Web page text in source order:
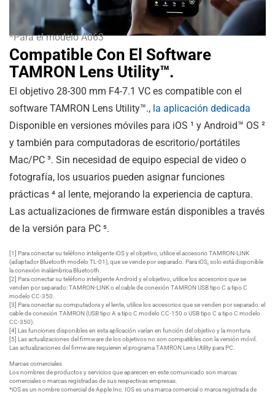
Compatible Con El Software
TAMRON Lens Utility™.
El objetivo 28-300 mm F4-7.1 VC es compatible con el
software TAMRON Lens Utility™., la aplicación dedicada
Disponible en versiones móviles para iOS ¹ y Android™ OS ²
y también para computadoras de escritorio/portátiles
Mac/PC ³. Sin necesidad de equipo especial de video o
fotografía, los usuarios pueden asignar funciones
prácticas ⁴ al lente, mejorando la experiencia de captura.
Las actualizaciones de firmware están disponibles a través
de la versión para PC ⁵.
[1] Para conectar su teléfono inteligente iOS y el objetivo, utilice el accesorio TAMRON-LINK
(adaptador Bluetooth modelo TL-01), que se vende por separado. Para iOS, solo está disponible
la conexión inalámbrica Bluetooth.
[2] Para conectar su teléfono inteligente Android y el objetivo, utilice los accesorios que se
venden por separado: TAMRON-LINK o el cable de conexión TAMRON USB tipo C a tipo C
modelo CC-350.
[3] Para conectar su computadora y el lente, utilice los accesorios que se venden por separado: el
cable de conexión TAMRON (USB tipo A a tipo C modelo CC-150 o USB tipo C a tipo C modelo
CC-350).
[4] Las funciones disponibles en esta aplicación varían en función del objetivo y la montura.
[5] Las actualizaciones del firmware de los objetivos no son compatibles con la versión móvil.
Las actualizaciones del firmware requieren el programa TAMRON Lens Utility para PC.
Marcas comerciales
Los nombres de productos y servicios que aparecen en este comunicado son marcas
comerciales o marcas registradas de sus respectivas empresas.
*iOS es un nombre comercial de Apple Inc. IOS es una marca comercial o marca registrada de
*Para el modelo A063